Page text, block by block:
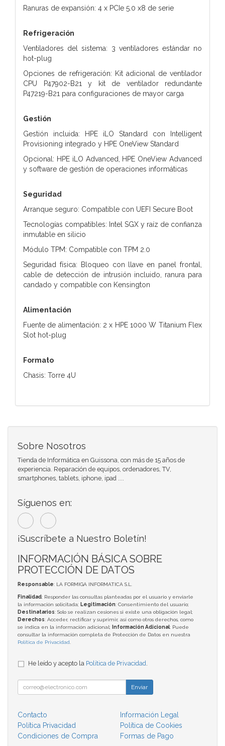
Ranuras de expansión: 4 x PCIe 5.0 x8 de serie
Refrigeración
Ventiladores del sistema: 3 ventiladores estándar no
hot-plug
Opciones de refrigeración: Kit adicional de ventilador
CPU P47902-B21 y kit de ventilador redundante
P47219-B21 para configuraciones de mayor carga
Gestión
Gestión incluida: HPE iLO Standard con Intelligent
Provisioning integrado y HPE OneView Standard
Opcional: HPE iLO Advanced, HPE OneView Advanced
y software de gestión de operaciones informáticas
Seguridad
Arranque seguro: Compatible con UEFI Secure Boot
Tecnologías compatibles: Intel SGX y raíz de confianza
inmutable en silicio
Módulo TPM: Compatible con TPM 2.0
Seguridad física: Bloqueo con llave en panel frontal,
cable de detección de intrusión incluido, ranura para
candado y compatible con Kensington
Alimentación
Fuente de alimentación: 2 x HPE 1000 W Titanium Flex
Slot hot-plug
Formato
Chasis: Torre 4U
Sobre Nosotros
Tienda de Informática en Guissona, con más de 15 años de
experiencia. Reparación de equipos, ordenadores, TV,
smartphones, tablets, iphone, ipad ....
Síguenos en:
¡Suscríbete a Nuestro Boletín!
INFORMACIÓN BÁSICA SOBRE
PROTECCIÓN DE DATOS
Responsable: LA FORMIGA INFORMATICA S.L.
Finalidad: Responder las consultas planteadas por el usuario y enviarle
la información solicitada; Legitimación: Consentimiento del usuario;
Destinatarios: Solo se realizan cesiones si existe una obligación legal;
Derechos: Acceder, rectificar y suprimir, así como otros derechos, como
se indica en la información adicional;
Información Adicional: Puede
consultar la información completa de Protección de Datos en nuestra
Política de Privacidad
He leído y acepto la Política de Privacidad
Enviar
Contacto
Información Legal
Política Privacidad
Política de Cookies
Condiciones de Compra
Formas de Pago